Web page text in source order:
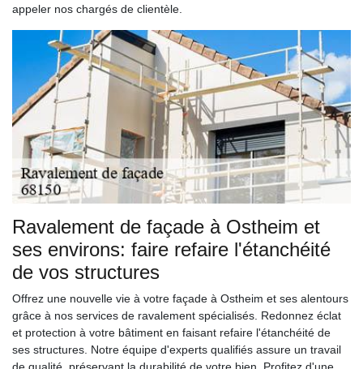
appeler nos chargés de clientèle.
Ravalement de façade à Ostheim et
ses environs: faire refaire l'étanchéité
de vos structures
Offrez une nouvelle vie à votre façade à Ostheim et ses alentours
grâce à nos services de ravalement spécialisés. Redonnez éclat
et protection à votre bâtiment en faisant refaire l'étanchéité de
ses structures. Notre équipe d'experts qualifiés assure un travail